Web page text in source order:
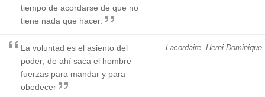
tiempo de acordarse de que no
tiene nada que hacer.
Lacordaire, Herni Dominique
La voluntad es el asiento del
poder; de ahí saca el hombre
fuerzas para mandar y para
obedecer